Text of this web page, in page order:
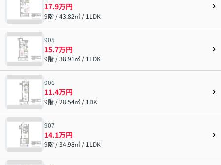
17.9万円
9階 / 43.82㎡ / 1LDK
905
15.7万円
9階 / 38.91㎡ / 1LDK
906
11.4万円
9階 / 28.54㎡ / 1DK
907
14.1万円
9階 / 34.98㎡ / 1LDK